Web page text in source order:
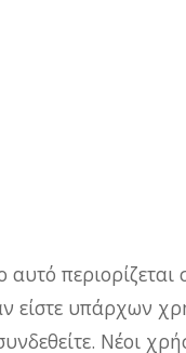
αυτό περιορίζεται
είστε υπάρχων
Νέοι